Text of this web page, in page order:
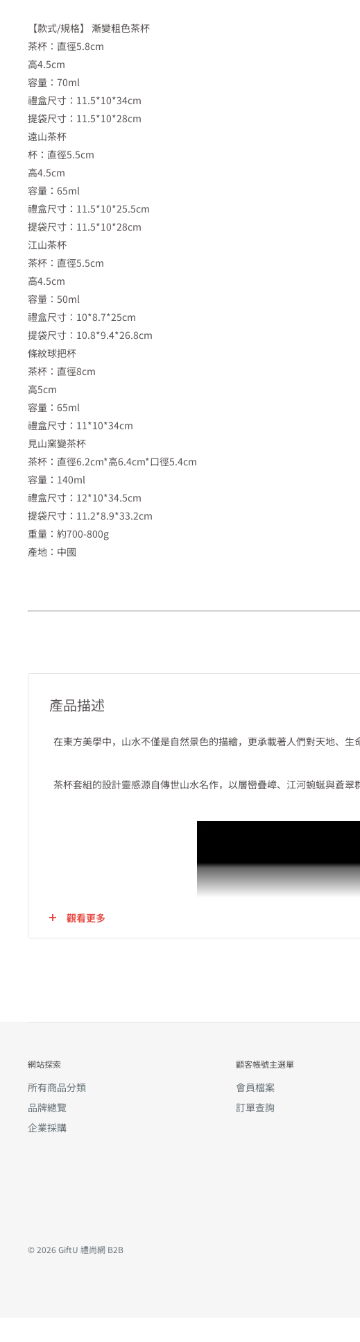
【款式/規格】 漸變粗色茶杯
茶杯：直徑5.8cm
高4.5cm
容量：70ml
禮盒尺寸：11.5*10*34cm
提袋尺寸：11.5*10*28cm
遠山茶杯
杯：直徑5.5cm
高4.5cm
容量：65ml
禮盒尺寸：11.5*10*25.5cm
提袋尺寸：11.5*10*28cm
江山茶杯
茶杯：直徑5.5cm
高4.5cm
容量：50ml
禮盒尺寸：10*8.7*25cm
提袋尺寸：10.8*9.4*26.8cm
條紋球把杯
茶杯：直徑8cm
高5cm
容量：65ml
禮盒尺寸：11*10*34cm
見山窯變茶杯
茶杯：直徑6.2cm*高6.4cm*口徑5.4cm
容量：140ml
禮盒尺寸：12*10*34.5cm
提袋尺寸：11.2*8.9*33.2cm
重量：約700-800g
產地：中國
產品描述
在東方美學中，山水不僅是自然景色的描繪，更承載著人們對天地、
茶杯套組的設計靈感源自傳世山水名作，以層巒疊嶂、江河蜿蜒與蒼
觀看更多
網站探索
所有商品分類
品牌總覽
企業採購
顧客帳號主選單
會員檔案
訂單查詢
© 2026 GiftU 禮尚網 B2B